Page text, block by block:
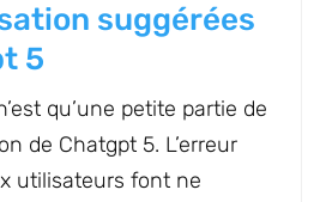
suggérées
5
qu’une petite partie de
de Chatgpt 5. L’erreur
utilisateurs font ne